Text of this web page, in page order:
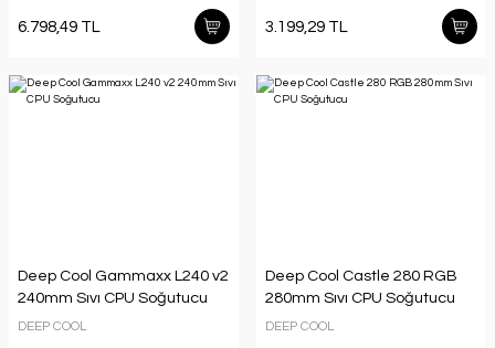
6.798,49 TL 3.199,29 TL
Deep Cool Gammaxx L240 v2
240mm Sıvı CPU Soğutucu
DEEP COOL
Deep Cool Castle 280 RGB
280mm Sıvı CPU Soğutucu
DEEP COOL